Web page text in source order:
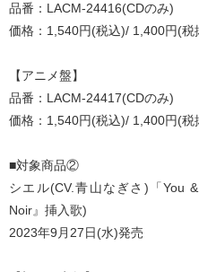
品番：LACM-24416(CDのみ)
価格：1,540円(税込)/ 1,400円(税
【アニメ盤】
品番：LACM-24417(CDのみ)
価格：1,540円(税込)/ 1,400円(税
■対象商品②
シエル(CV.青山なぎさ)「You
Noir』挿入歌)
2023年9月27日(水)発売